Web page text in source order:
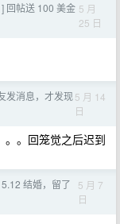
回帖送 100 美金 5 月
25 日
发消息，才发现5 月 14
日
。。回笼觉之后迟到
结婚，留了
5 月 7
日